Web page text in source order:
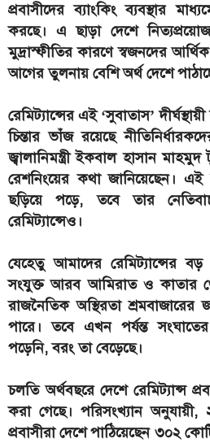
প্রবাসীদের ব্যাংকিং ব্যবস্থার
করছে। এ ছাড়া দেশে
মুদ্রাস্ফীতির কারণে স্বজনদের
আগের তুলনায় বেশি অর্থ দেশে
রেমিট্যান্সের এই ‘সুবাতাস’
চিন্তার ভাঁজ রয়েছে
জ্বালানিমন্ত্রী ইকবাল হাসান
রেশনিংয়ের কথা জানিয়েছেন। এই
ছড়িয়ে পড়ে, তবে তার
রেমিট্যান্সেও।
যেহেতু আমাদের
সংযুক্ত আরব আমিরাত ও কাতার
রাজনৈতিক অস্থিরতা
পারে। তবে এখন পর্যন্ত
পড়েনি, বরং তা বেড়েছে।
চলতি অর্থবছরে দেশে রেমিট্যান্স
করা গেছে। পরিসংখ্যান অনুযায়ী,
প্রবাসীরা দেশে পাঠিয়েছেন ৩০২